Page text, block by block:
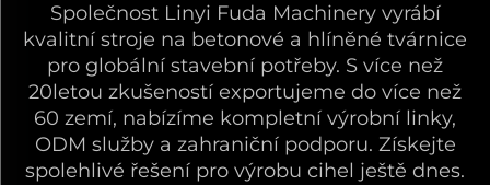
Společnost Linyi Fuda Machinery vyrábí
kvalitní stroje na betonové a hlíněné tvárnice
pro globální stavební potřeby. S více než
20letou zkušeností exportujeme do více než
60 zemí, nabízíme kompletní výrobní linky,
ODM služby a zahraniční podporu. Získejte
spolehlivé řešení pro výrobu cihel ještě dnes.